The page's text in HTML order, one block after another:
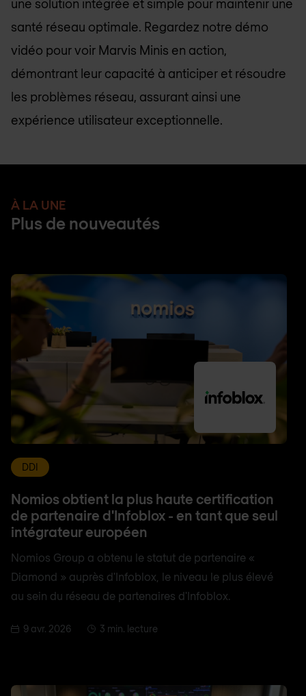
une solution intégrée et simple pour maintenir une
santé réseau optimale. Regardez notre démo
vidéo pour voir Marvis Minis en action,
démontrant leur capacité à anticiper et résoudre
les problèmes réseau, assurant ainsi une
expérience utilisateur exceptionnelle.
À LA UNE
Plus de nouveautés
DDI
Nomios obtient la plus haute certification
de partenaire d'Infoblox - en tant que seul
intégrateur européen
Nomios Group a obtenu le statut de partenaire «
Diamond » auprès d'Infoblox, le niveau le plus élevé
au sein du réseau de partenaires d'Infoblox.
9 avr. 2026 3 min. lecture